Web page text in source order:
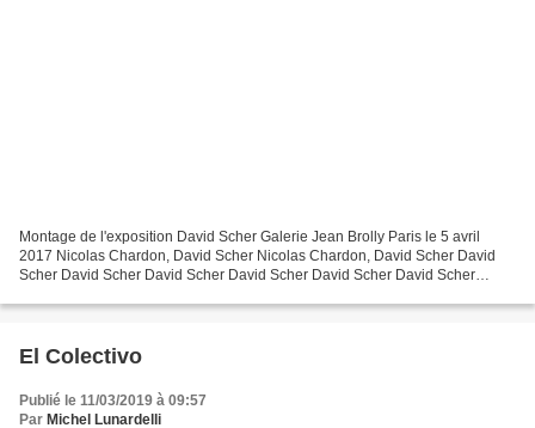
Montage de l'exposition David Scher Galerie Jean Brolly Paris le 5 avril
2017 Nicolas Chardon, David Scher Nicolas Chardon, David Scher David
Scher David Scher David Scher David Scher David Scher David Scher
El Colectivo
Publié le 11/03/2019 à 09:57
Par Michel Lunardelli